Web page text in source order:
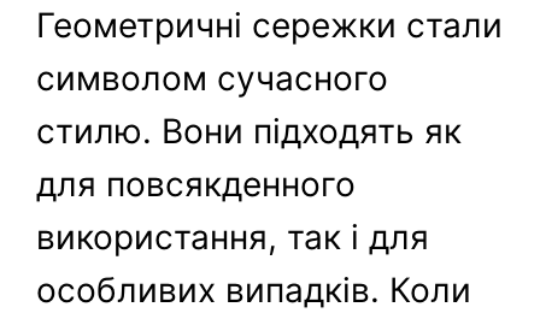
Геометричні сережки стали
символом сучасного
стилю. Вони підходять як
для повсякденного
використання, так і для
особливих випадків. Коли